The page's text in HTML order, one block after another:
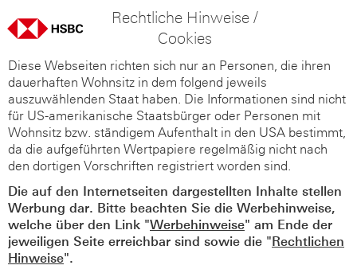
Rechtliche Hinweise /
Cookies
Diese Webseiten richten sich nur an Personen, die ihren
dauerhaften Wohnsitz in dem folgend jeweils
auszuwählenden Staat haben. Die Informationen sind nicht
für US-amerikanische Staatsbürger oder Personen mit
Wohnsitz bzw. ständigem Aufenthalt in den USA bestimmt,
da die aufgeführten Wertpapiere regelmäßig nicht nach
den dortigen Vorschriften registriert worden sind.
Die auf den Internetseiten dargestellten Inhalte stellen
Werbung dar. Bitte beachten Sie die Werbehinweise,
welche über den Link "Werbehinweise" am Ende der
jeweiligen Seite erreichbar sind sowie die "Rechtlichen
Hinweise".